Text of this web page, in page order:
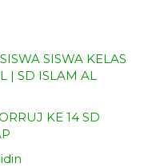
SISWA KELAS
| SD ISLAM AL
KE 14 SD